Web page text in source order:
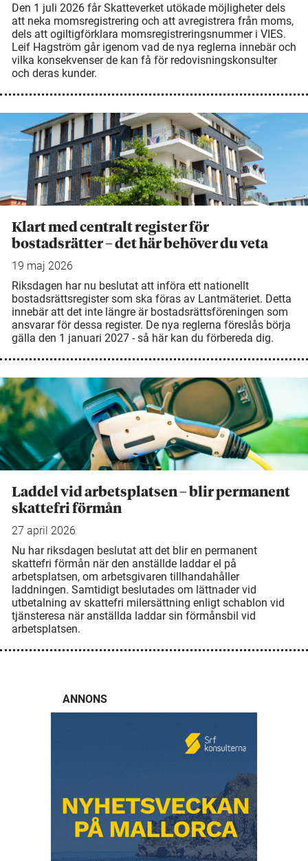
Den 1 juli 2026 får Skatteverket utökade möjligheter dels
att neka momsregistrering och att avregistrera från moms,
dels att ogiltigförklara momsregistreringsnummer i VIES.
Leif Hagström går igenom vad de nya reglerna innebär och
vilka konsekvenser de kan få för redovisningskonsulter
och deras kunder.
Klart med centralt register för
bostadsrätter – det här behöver du veta
19 maj 2026
Riksdagen har nu beslutat att införa ett nationellt
bostadsrättsregister som ska föras av Lantmäteriet. Detta
innebär att det inte längre är bostadsrättsföreningen som
ansvarar för dessa register. De nya reglerna föreslås börja
gälla den 1 januari 2027 - så här kan du förbereda dig.
Laddel vid arbetsplatsen – blir permanent
skattefri förmån
27 april 2026
Nu har riksdagen beslutat att det blir en permanent
skattefri förmån när den anställde laddar el på
arbetsplatsen, om arbetsgivaren tillhandahåller
laddningen. Samtidigt beslutades om lättnader vid
utbetalning av skattefri milersättning enligt schablon vid
tjänsteresa när anställda laddar sin förmånsbil vid
arbetsplatsen.
ANNONS